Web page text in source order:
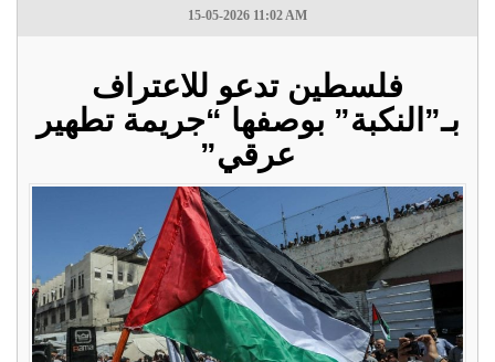
15-05-2026 11:02 AM
فلسطين تدعو للاعتراف
بـ”النكبة” بوصفها “جريمة تطهير
عرقي”